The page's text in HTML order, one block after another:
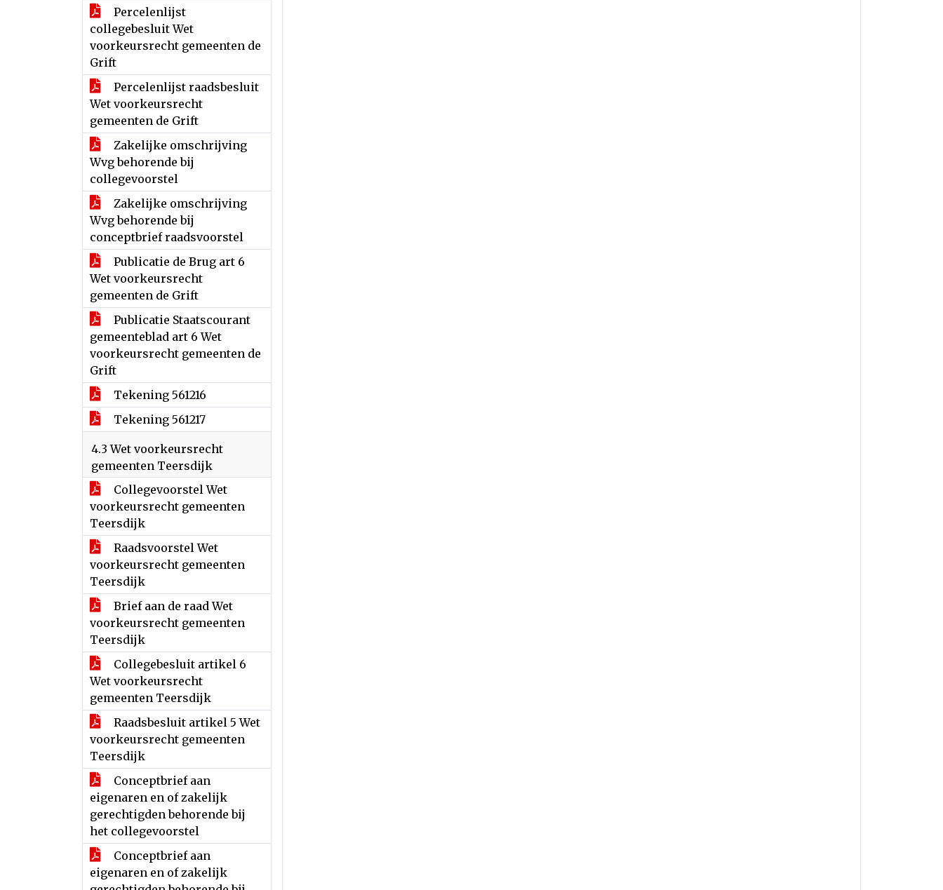
Percelenlijst
collegebesluit Wet
voorkeursrecht gemeenten de
Grift
Percelenlijst raadsbesluit
Wet voorkeursrecht
gemeenten de Grift
Zakelijke omschrijving
Wvg behorende bij
collegevoorstel
Zakelijke omschrijving
Wvg behorende bij
conceptbrief raadsvoorstel
Publicatie de Brug art 6
Wet voorkeursrecht
gemeenten de Grift
Publicatie Staatscourant
gemeenteblad art 6 Wet
voorkeursrecht gemeenten de
Grift
Tekening 561216
Tekening 561217
4.3 Wet voorkeursrecht
gemeenten Teersdijk
Collegevoorstel Wet
voorkeursrecht gemeenten
Teersdijk
Raadsvoorstel Wet
voorkeursrecht gemeenten
Teersdijk
Brief aan de raad Wet
voorkeursrecht gemeenten
Teersdijk
Collegebesluit artikel 6
Wet voorkeursrecht
gemeenten Teersdijk
Raadsbesluit artikel 5 Wet
voorkeursrecht gemeenten
Teersdijk
Conceptbrief aan
eigenaren en of zakelijk
gerechtigden behorende bij
het collegevoorstel
Conceptbrief aan
eigenaren en of zakelijk